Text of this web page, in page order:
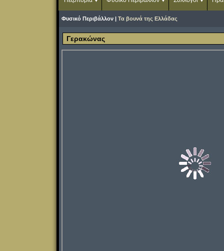
Φυσικό Περιβάλλον | Τα βουνά της Ελλάδας
Γερακώνας